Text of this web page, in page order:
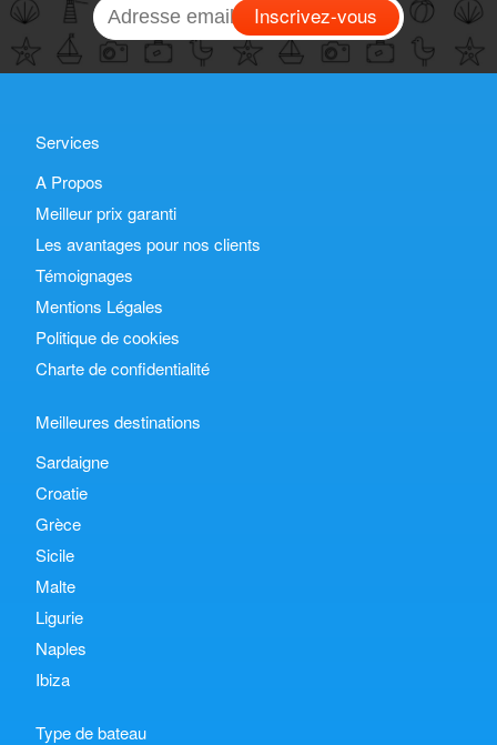
Inscrivez-vous
Services
A Propos
Meilleur prix garanti
Les avantages pour nos clients
Témoignages
Mentions Légales
Politique de cookies
Charte de confidentialité
Meilleures destinations
Sardaigne
Croatie
Grèce
Sicile
Malte
Ligurie
Naples
Ibiza
Type de bateau